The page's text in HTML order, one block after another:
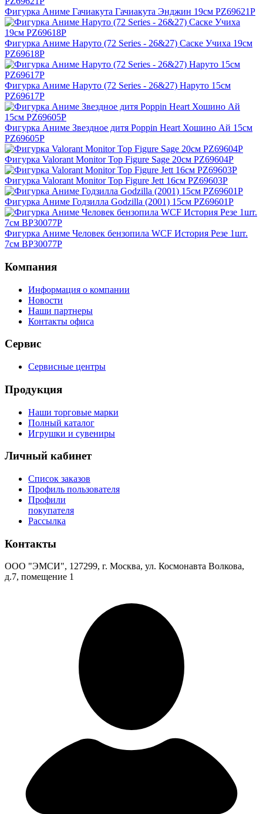
Фигурка Аниме Гачиакута Гачиакута Энджин 19см PZ69621P
Фигурка Аниме Наруто (72 Series - 26&27) Саске Учиха 19см
PZ69618P
Фигурка Аниме Наруто (72 Series - 26&27) Наруто 15см
PZ69617P
Фигурка Аниме Звездное дитя Poppin Heart Хошино Ай 15см
PZ69605P
Фигурка Valorant Monitor Top Figure Sage 20см PZ69604P
Фигурка Valorant Monitor Top Figure Jett 16см PZ69603P
Фигурка Аниме Годзилла Godzilla (2001) 15см PZ69601P
Фигурка Аниме Человек бензопила WCF История Резе 1шт.
7см BP30077P
Компания
Информация о компании
Новости
Наши партнеры
Контакты офиса
Сервис
Сервисные центры
Продукция
Наши торговые марки
Полный каталог
Игрушки и сувениры
Личный кабинет
Список заказов
Профиль пользователя
Профили
покупателя
Рассылка
Контакты
ООО "ЭМСИ", 127299, г. Москва, ул. Космонавта Волкова,
д.7, помещение 1